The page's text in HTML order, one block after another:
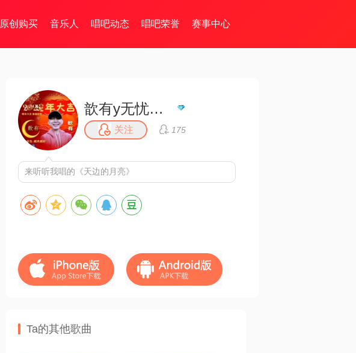
原创购买 音乐人 唱吧动态 唱吧荣誉 赛事中心
歆有y无忧无虑
关注 175
来听听我唱的《天边的月亮》
Ta的其他歌曲